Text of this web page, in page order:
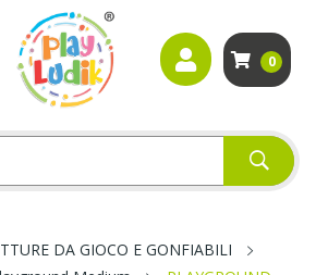
0
DA GIOCO E GONFIABILI